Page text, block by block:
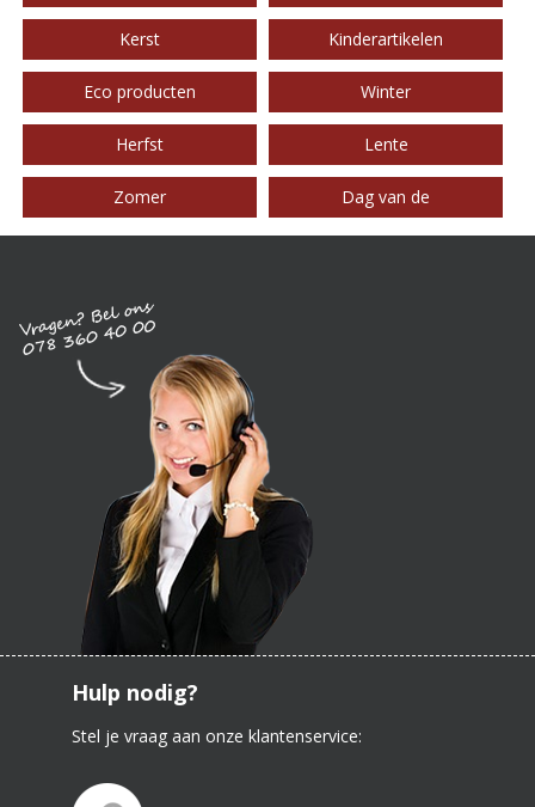
Kerst Kinderartikelen
Eco producten Winter
Herfst Lente
Zomer Dag van de
Hulp nodig?
Stel je vraag aan onze klantenservice: